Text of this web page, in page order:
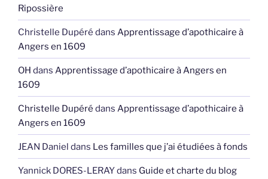
Ripossière
Christelle Dupéré dans Apprentissage d’apothicaire à
Angers en 1609
OH dans Apprentissage d’apothicaire à Angers en
1609
Christelle Dupéré dans Apprentissage d’apothicaire à
Angers en 1609
JEAN Daniel dans Les familles que j’ai étudiées à fonds
Yannick DORES-LERAYdans Guide et charte du blog